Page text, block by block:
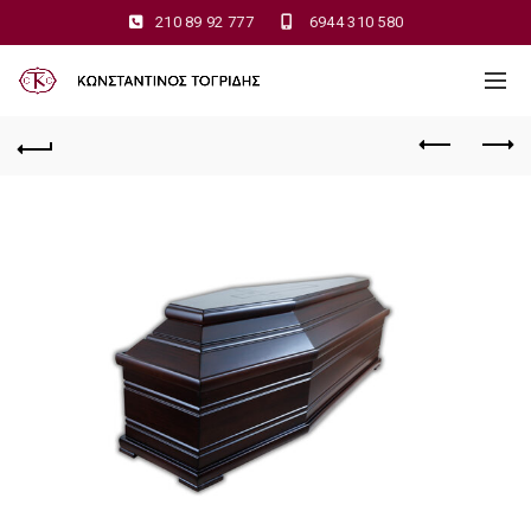
210 89 92 777 6944 310 580